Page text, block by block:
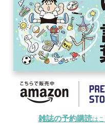
雑誌の予約購読は